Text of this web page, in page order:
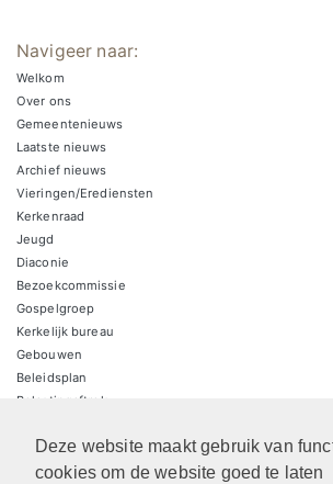
Deze website maakt gebruik van
cookies om de website goed te laten
Navigeer naar:
Welkom
Over ons
Gemeentenieuws
Laatste nieuws
Archief nieuws
Vieringen/Erediensten
Kerkenraad
Jeugd
Diaconie
Bezoekcommissie
Gospelgroep
Kerkelijk bureau
Gebouwen
Beleidsplan
Belastingaftrek
ANBI Kerk
ANBI Diaconie